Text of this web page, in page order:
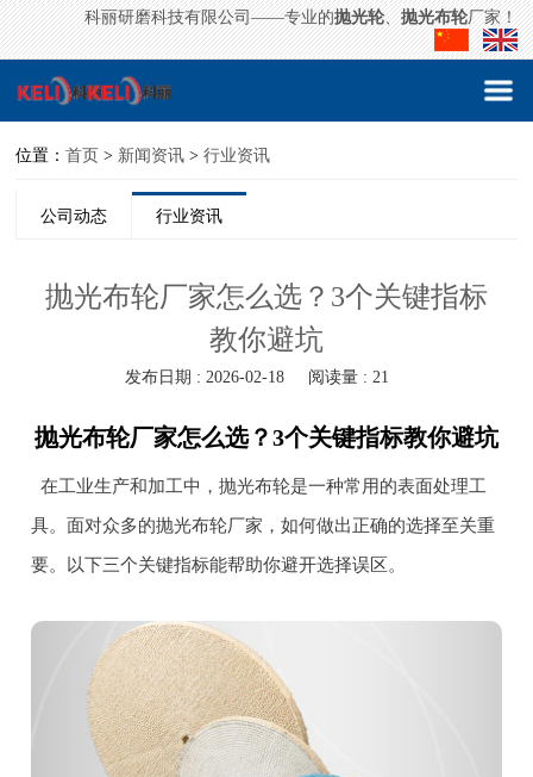
科丽研磨科技有限公司——专业的抛光轮、抛光布轮厂家！
位置：首页 > 新闻资讯 >行业资讯
公司动态 行业资讯
抛光布轮厂家怎么选？3个关键指标
教你避坑
发布日期 : 2026-02-18 阅读量 : 21
抛光布轮厂家怎么选？3个关键指标教你避坑
在工业生产和加工中，抛光布轮是一种常用的表面处理工
具。面对众多的抛光布轮厂家，如何做出正确的选择至关重
要。以下三个关键指标能帮助你避开选择误区。